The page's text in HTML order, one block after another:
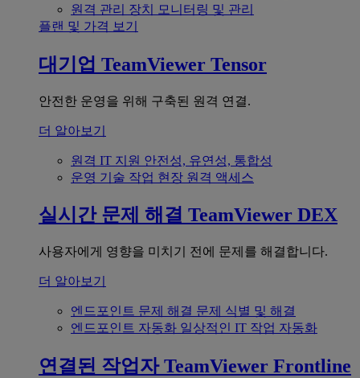
원격 관리 장치 모니터링 및 관리
플랜 및 가격 보기
대기업 TeamViewer Tensor
안전한 운영을 위해 구축된 원격 연결.
더 알아보기
원격 IT 지원 안전성, 유연성, 통합성
운영 기술 작업 현장 원격 액세스
실시간 문제 해결 TeamViewer DEX
사용자에게 영향을 미치기 전에 문제를 해결합니다.
더 알아보기
엔드포인트 문제 해결 문제 식별 및 해결
엔드포인트 자동화 일상적인 IT 작업 자동화
연결된 작업자 TeamViewer Frontline